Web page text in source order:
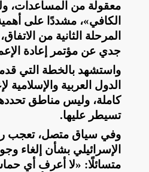
معقولة من المساعدات،
الكافي»، مشددًا على
المرحلة الثانية من
جدي عن مؤتمر إعادة
واستشهد بالخطة التي
الدول العربية والإسلامية
كاملة، وليس مناطق
تسيطر عليها.
وفي سياق متصل، تعجب
الإسرائيلي بشأن إلغاء
متسائلًا: «لا أعرف أي